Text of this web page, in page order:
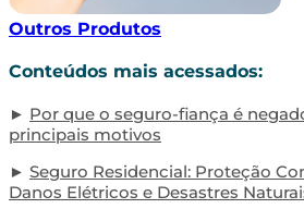
Outros Produtos
Conteúdos mais acessados:
Por que o seguro-fiança é
principais motivos
Seguro Residencial: Proteção
Danos Elétricos e Desastres